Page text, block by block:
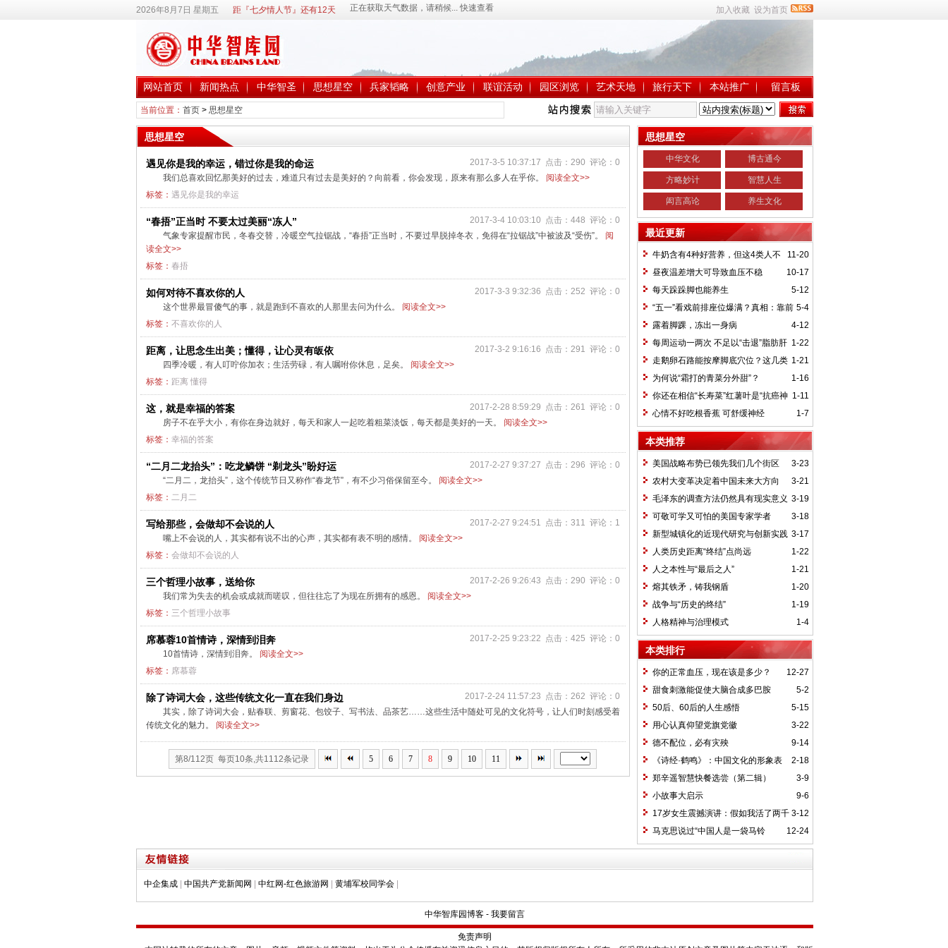
2026年8月7日 星期五 距『七夕情人节』还有12天 加入收藏 设为首页
网站首页 新闻热点 中华智圣 思想星空 兵家韬略 创意产业 联谊活动 园区浏览 艺术天地 旅行天下 本站推广 留言板
当前位置： 首页> 思想星空
思想星空
2017-3-5 10:37:17 点击：290 评论：0
遇见你是我的幸运，错过你是我的命运
我们总喜欢回忆那美好的过去，难道只有过去是美好的？向前看，你会发现，原来有那么多人在乎你。
阅读全文>>
标签： 遇见你是我的幸运
2017-3-4 10:03:10 点击：448 评论：0
“春捂”正当时 不要太过美丽“冻人”
气象专家提醒市民，冬春交替，冷暖空气拉锯战，“春捂”正当时，不要过早脱掉冬衣，免得在“拉锯战”中被波及“受伤”。
阅
读全文>>
标签： 春捂
2017-3-3 9:32:36 点击：252 评论：0
如何对待不喜欢你的人
这个世界最冒傻气的事，就是跑到不喜欢的人那里去问为什么。
阅读全文>>
标签： 不喜欢你的人
2017-3-2 9:16:16 点击：291 评论：0
距离，让思念生出美；懂得，让心灵有皈依
四季冷暖，有人叮咛你加衣；生活劳碌，有人嘱咐你休息，足矣。
阅读全文>>
标签： 距离 懂得
2017-2-28 8:59:29 点击：261 评论：0
这，就是幸福的答案
房子不在乎大小，有你在身边就好，每天和家人一起吃着粗菜淡饭，每天都是美好的一天。
阅读全文>>
标签： 幸福的答案
2017-2-27 9:37:27 点击：296 评论：0
“二月二龙抬头”：吃龙鳞饼 “剃龙头”盼好运
“二月二，龙抬头”，这个传统节日又称作“春龙节”，有不少习俗保留至今。
阅读全文>>
标签： 二月二
2017-2-27 9:24:51 点击：311 评论：1
写给那些，会做却不会说的人
嘴上不会说的人，其实都有说不出的心声，其实都有表不明的感情。
阅读全文>>
标签： 会做却不会说的人
2017-2-26 9:26:43 点击：290 评论：0
三个哲理小故事，送给你
我们常为失去的机会或成就而嗟叹，但往往忘了为现在所拥有的感恩。
阅读全文>>
标签： 三个哲理小故事
2017-2-25 9:23:22 点击：425 评论：0
席慕蓉10首情诗，深情到泪奔
10首情诗，深情到泪奔。
阅读全文>>
标签： 席慕蓉
2017-2-24 11:57:23 点击：262 评论：0
除了诗词大会，这些传统文化一直在我们身边
其实，除了诗词大会，贴春联、剪窗花、包饺子、写书法、品茶艺……这些生活中随处可见的文化符号，让人们时刻感受着
传统文化的魅力。
阅读全文>>
第8/112页 每页10条,共1112条记录 5 6 7 8 9 10 11
思想星空
中华文化 博古通今
方略妙计 智慧人生
闳言高论 养生文化
最近更新
11-20
牛奶含有4种好营养，但这4类人不
宜饮用
10-17
昼夜温差增大可导致血压不稳
5-12
每天跺跺脚也能养生
5-4
“五一”看戏前排座位爆满？真相：靠前
不一定最好
4-12
露着脚踝，冻出一身病
1-22
每周运动一两次 不足以“击退”脂肪肝
1-21
走鹅卵石路能按摩脚底穴位？这几类
人最好别走
1-16
为何说“霜打的青菜分外甜”？
1-11
你还在相信“长寿菜”红薯叶是“抗癌神
器”吗？
1-7
心情不好吃根香蕉 可舒缓神经
本类推荐
3-23
美国战略布势已领先我们几个街区
3-21
农村大变革决定着中国未来大方向
3-19
毛泽东的调查方法仍然具有现实意义
3-18
可敬可学又可怕的美国专家学者
3-17
新型城镇化的近现代研究与创新实践
1-22
人类历史距离“终结”点尚远
1-21
人之本性与“最后之人”
1-20
熔其铁矛，铸我钢盾
1-19
战争与“历史的终结”
1-4
人格精神与治理模式
本类排行
12-27
你的正常血压，现在该是多少？
5-2
甜食刺激能促使大脑合成多巴胺
5-15
50后、60后的人生感悟
3-22
用心认真仰望党旗党徽
9-14
德不配位，必有灾殃
2-18
《诗经·鹤鸣》：中国文化的形象表
达
3-9
郑辛遥智慧快餐选尝（第二辑）
9-6
小故事大启示
3-12
17岁女生震撼演讲：假如我活了两千
岁，我的祖国她是谁？
12-24
马克思说过“中国人是一袋马铃
薯”吗
中企集成 中国共产党新闻网 中红网-红色旅游网 黄埔军校同学会
中华智库园博客- 我要留言
免责声明